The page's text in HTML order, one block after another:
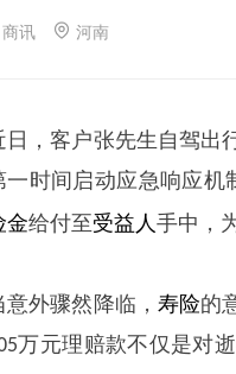
讯 河南
日，客户张先生自驾出
一时间启动应急响应机
金给付至受益人手中，
意外骤然降临， 寿险的
万元理赔款不仅是对